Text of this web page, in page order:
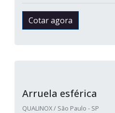
Cotar agora
Arruela esférica
QUALINOX / São Paulo - SP